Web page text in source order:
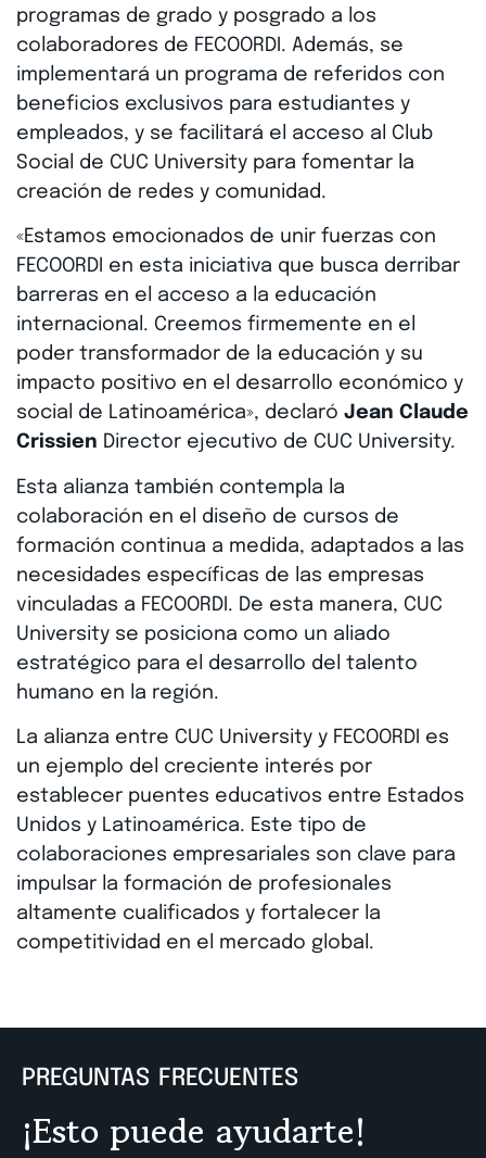
programas de grado y posgrado a los
colaboradores de FECOORDI. Además, se
implementará un programa de referidos con
beneficios exclusivos para estudiantes y
empleados, y se facilitará el acceso al Club
Social de CUC University para fomentar la
creación de redes y comunidad.
«Estamos emocionados de unir fuerzas con
FECOORDI en esta iniciativa que busca derribar
barreras en el acceso a la educación
internacional. Creemos firmemente en el
poder transformador de la educación y su
impacto positivo en el desarrollo económico y
social de Latinoamérica», declaró Jean Claude
Crissien Director ejecutivo de CUC University.
Esta alianza también contempla la
colaboración en el diseño de cursos de
formación continua a medida, adaptados a las
necesidades específicas de las empresas
vinculadas a FECOORDI. De esta manera, CUC
University se posiciona como un aliado
estratégico para el desarrollo del talento
humano en la región.
La alianza entre CUC University y FECOORDI es
un ejemplo del creciente interés por
establecer puentes educativos entre Estados
Unidos y Latinoamérica. Este tipo de
colaboraciones empresariales son clave para
impulsar la formación de profesionales
altamente cualificados y fortalecer la
competitividad en el mercado global.
PREGUNTAS FRECUENTES
¡Esto puede ayudarte!